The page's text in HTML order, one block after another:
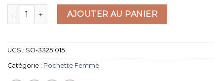
quantité de pochette femme
AJOUTER AU PANIER
UGS : SO-33251015
Catégorie : Pochette Femme